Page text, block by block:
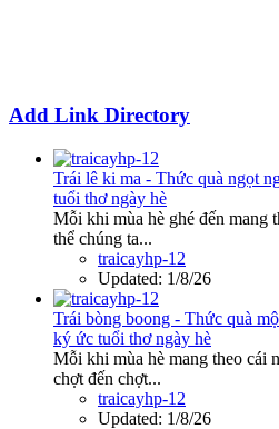
Add Link Directory
Trái lê ki ma - Thức quà ngọt
tuổi thơ ngày hè
Mỗi khi mùa hè ghé đến mang
thể chúng ta...
traicayhp-12
Updated: 1/8/26
Trái bòng boong - Thức quà
ký ức tuổi thơ ngày hè
Mỗi khi mùa hè mang theo cái
chợt đến chợt...
traicayhp-12
Updated: 1/8/26